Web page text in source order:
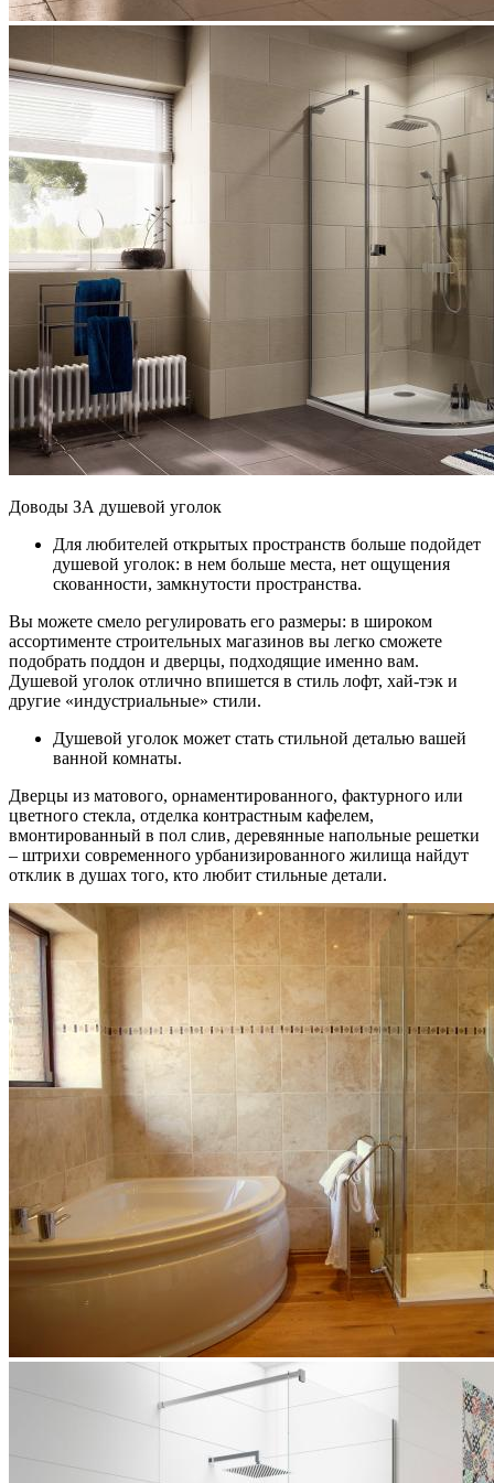
Доводы ЗА душевой уголок
Для любителей открытых пространств больше подойдет
душевой уголок: в нем больше места, нет ощущения
скованности, замкнутости пространства.
Вы можете смело регулировать его размеры: в широком
ассортименте строительных магазинов вы легко сможете
подобрать поддон и дверцы, подходящие именно вам.
Душевой уголок отлично впишется в стиль лофт, хай-тэк и
другие «индустриальные» стили.
Душевой уголок может стать стильной деталью вашей
ванной комнаты.
Дверцы из матового, орнаментированного, фактурного или
цветного стекла, отделка контрастным кафелем,
вмонтированный в пол слив, деревянные напольные решетки
– штрихи современного урбанизированного жилища найдут
отклик в душах того, кто любит стильные детали.